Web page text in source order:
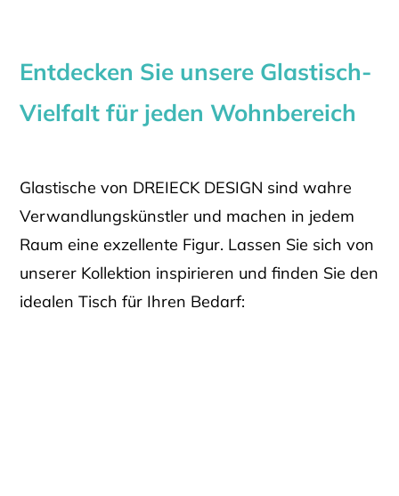
Entdecken Sie unsere Glastisch-
Vielfalt für jeden Wohnbereich
Glastische von DREIECK DESIGN sind wahre
Verwandlungskünstler und machen in jedem
Raum eine exzellente Figur. Lassen Sie sich von
unserer Kollektion inspirieren und finden Sie den
idealen Tisch für Ihren Bedarf: